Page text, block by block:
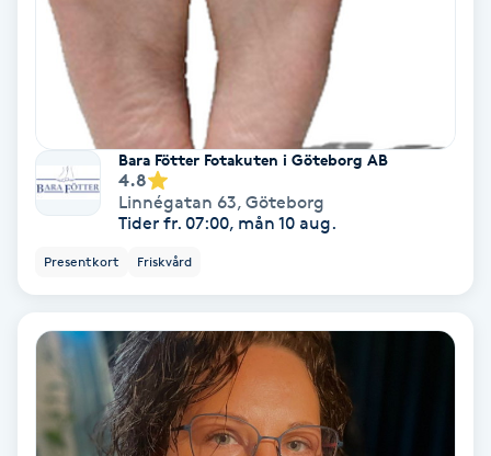
Shiatsu
Singelfransar
Sjukgymnastik
Skalpmassage
Skinbooster
Skoinlägg
Skägg
Bara Fötter Fotakuten i Göteborg AB
4.8
Linnégatan 63, Göteborg
Tider fr. 07:00, mån 10 aug.
Presentkort Friskvård